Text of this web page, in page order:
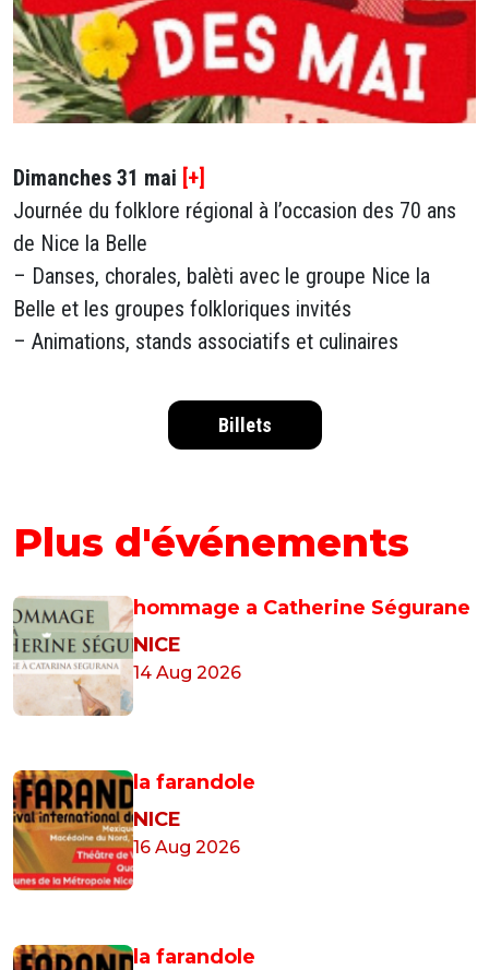
Dimanches 31 mai [+]
Journée du folklore régional à l’occasion des 70 ans
de Nice la Belle
– Danses, chorales, balèti avec le groupe Nice la
Belle et les groupes folkloriques invités
– Animations, stands associatifs et culinaires
Billets
Plus d'événements
hommage a Catherine Ségurane
NICE
14 Aug 2026
la farandole
NICE
16 Aug 2026
la farandole